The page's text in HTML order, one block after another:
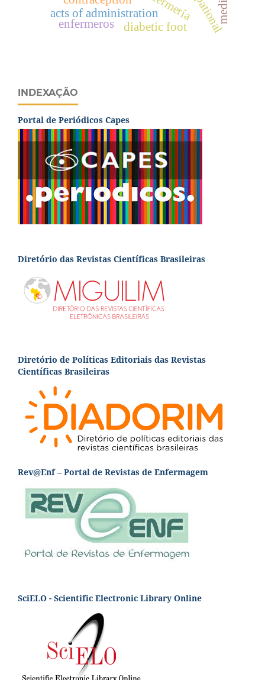
acts of administration
enfermeros diabetic foot
INDEXAÇÃO
Portal de Periódicos Capes
Diretório das Revistas Científicas Brasileiras
Diretório de Políticas Editoriais das Revistas
Científicas Brasileiras
Rev@Enf – Portal de Revistas de Enfermagem
SciELO - Scientific Electronic Library Online